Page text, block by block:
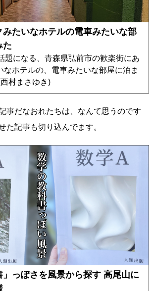
たいなホテルの電車みたいな部
た
題になる、青森県弘前市の歓楽街にあ
なホテルの、電車みたいな部屋に泊ま
村まさゆき)
事だなおれたちは、なんて思うのです
た記事も切り込んでます。
」っぽさを風景から探す 高尾山に